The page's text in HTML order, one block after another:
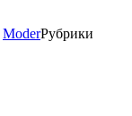
ModerРубрики